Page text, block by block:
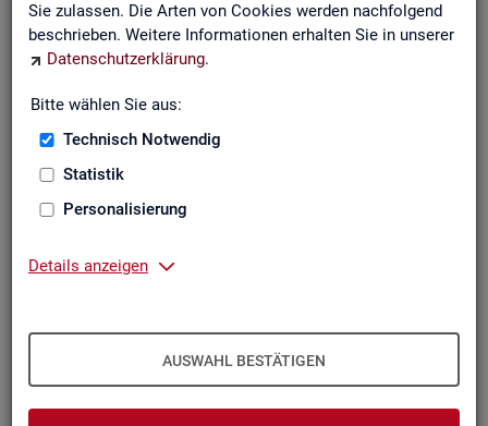
Sie zulassen. Die Arten von Cookies werden nachfolgend
beschrieben. Weitere Informationen erhalten Sie in unserer
Datenschutzerklärung.
Bitte wählen Sie aus:
Technisch Notwendig
Statistik
Personalisierung
Details anzeigen
AUSWAHL BESTÄTIGEN
Die Steck­brie­fe in­for­mie­ren über De­fi­ni­ti­on, Aus­sa­ge­kraft, Be­
rech­nung und Da­ten­quel­len der Kenn­zah­len, die in der Sta­tis­
tik der Bun­des­agen­tur für Ar­beit vor­kom­men.
Ab­gangs­ra­te
Ab­gangs­ra­te Ar­beits­lo­se
Ab­gangs­ra­te er­werbs­fä­hi­ge Leis­
tungs­be­rech­tig­te
Leis­tungs­be­rech­tig­te
Ab­gangs­ra­te von Ar­beits­lo­sen­geld­
emp­fän­gern